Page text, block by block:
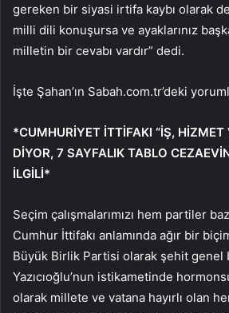
gereken bir siyasi irtifa kaybı olarak
milli dili konuşursa ve ayaklarınız
milletin bir cevabı vardır” dedi.
İşte Şahan’ın Sabah.com.tr’deki
*CUMHURİYET İTTİFAKI “İŞ, HİZMET
DİYOR, 7 SAYFALIK TABLO
İLGİLİ*
Seçim çalışmalarımızı hem partiler
Cumhur İttifakı anlamında ağır bir
Büyük Birlik Partisi olarak şehit genel
Yazıcıoğlu’nun istikametinde
olarak millete ve vatana hayırlı olan